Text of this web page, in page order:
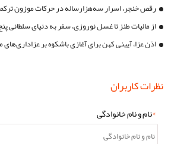
رقص خنجر، اسرار سه‌هزارساله در حرکات موزون
از مالیات طنز تا غسل نوروزی، سفر به دنیای سلطانی
اذن عزا، آیینی کهن برای آغازی باشکوه بر
نظرات کاربران
*نام و نام خانوادگی